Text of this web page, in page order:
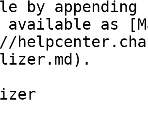
by
available as